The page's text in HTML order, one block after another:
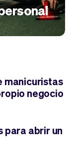
manicuristas
negocio
para abrir un